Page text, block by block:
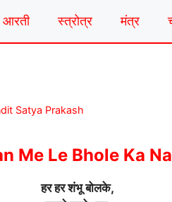
आरती स्त्रोत्र मंत्र
Satya Prakash
Me Le Bhole Ka
हर हर शंभू बोलके,